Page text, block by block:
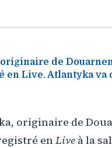
de
Live. Atlantyka va
originaire de
enLive à la